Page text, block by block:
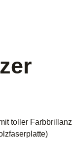
toller Farbbrillanz